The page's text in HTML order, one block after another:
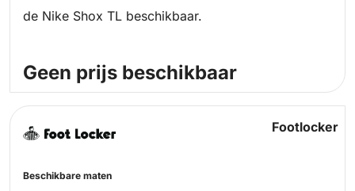
de Nike Shox TL beschikbaar.
Geen prijs beschikbaar
Footlocker
Beschikbare maten